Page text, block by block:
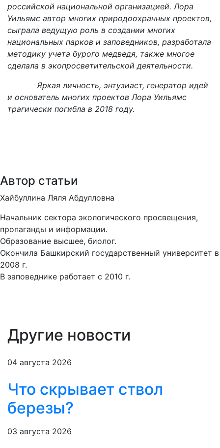
российской национальной организацией. Лора
Уильямс автор многих природоохранных проектов,
сыграла ведущую роль в создании многих
национальных парков и заповедников, разработала
методику учета бурого медведя, также многое
сделала в экопросветительской деятельности.
Яркая личность, энтузиаст, генератор идей
и основатель многих проектов Лора Уильямс
трагически погибла в 2018 году.
Автор статьи
Хайбуллина Ляля Абдулловна
Начальник сектора экологического просвещения,
пропаганды и информации.
Образование высшее, биолог.
Окончила Башкирский государственный университет в
2008 г.
В заповеднике работает с 2010 г.
Другие новости
04 августа 2026
Что скрывает ствол
березы?
03 августа 2026